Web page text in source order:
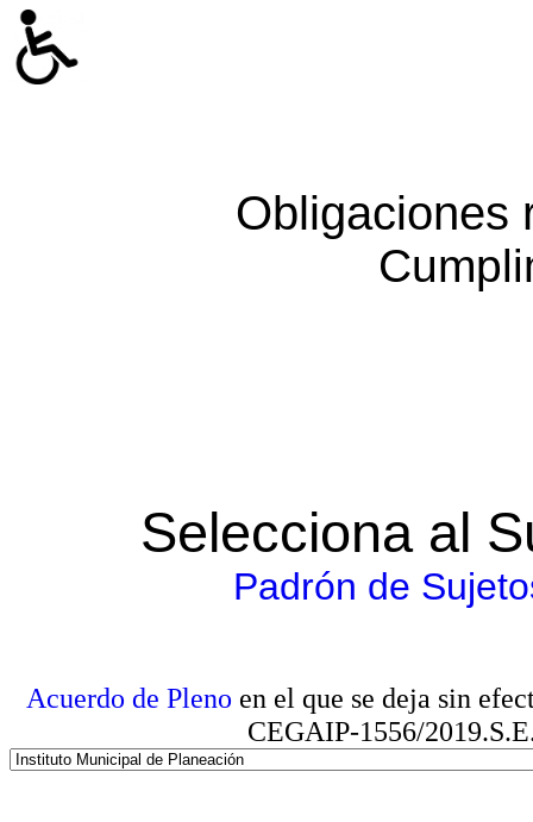
Obligaciones
Selecciona al
Padrón de
Acuerdo de Pleno en el que se deja sin
CEGAIP-1556/